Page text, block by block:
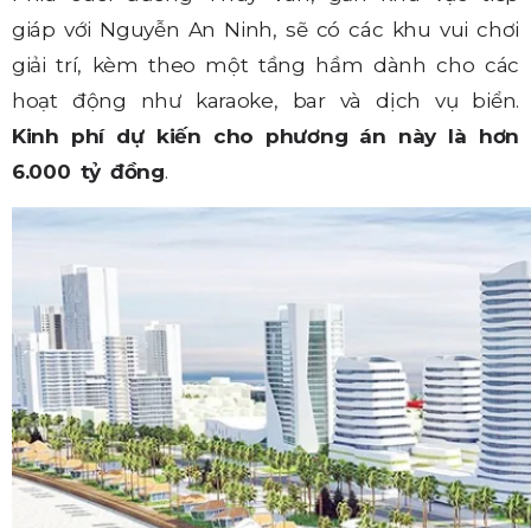
giáp với Nguyễn An Ninh, sẽ có các khu vui chơi
giải trí, kèm theo một tầng hầm dành cho các
hoạt động như karaoke, bar và dịch vụ biển.
Kinh phí dự kiến cho phương án này là hơn
6.000 tỷ đồng.